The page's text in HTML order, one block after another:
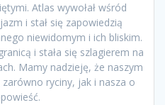
Atlas wywołał wśród
i stał się zapowiedzią
niewidomym i ich bliskim.
i stała się szlagierem na
Mamy nadzieję, że naszym
ryciny, jak i nasza o